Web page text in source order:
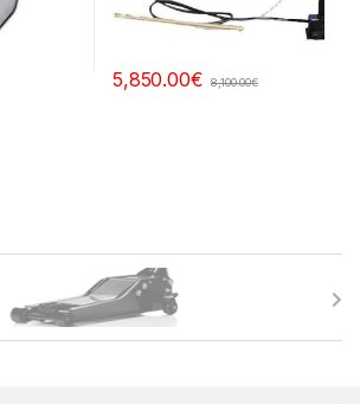
5,850.00€ 8,100.00€